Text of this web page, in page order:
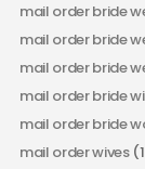
mail order bride
mail order bride
mail order bride
mail order bride
mail order bride
mail order wives